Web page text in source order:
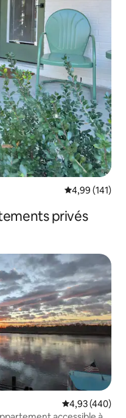
Évaluation
4,99 (141)
privés
appréciés
Évaluation
4,93 (440)